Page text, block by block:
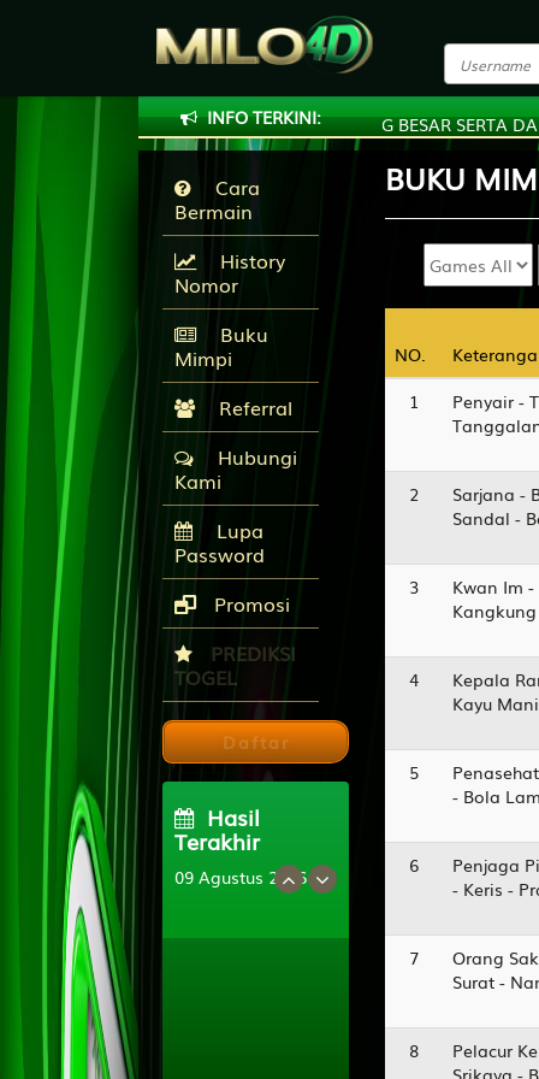
INFO TERKINI:
DENGAN HADIAH DAN DISKON YANG BESAR SERTA DAN LIVE
Cara
Bermain
History
Nomor
Buku
Mimpi
Referral
Hubungi
Kami
Lupa
Password
Promosi
PREDIKSI
TOGEL
Daftar
Hasil
Terakhir
09 Agustus 2026
BUKU
NO.
NO.
1
Penyair -
2
Sarjana -
Sandal -
3
Kwan Im
4
Kepala
Kayu
5
- Bola
6
Penjaga
- Keris -
7
Orang
Surat -
8
Pelacur
Srikaya -